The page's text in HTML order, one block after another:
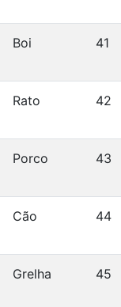
Boi 41
Rato 42
Porco 43
Cão 44
Grelha 45